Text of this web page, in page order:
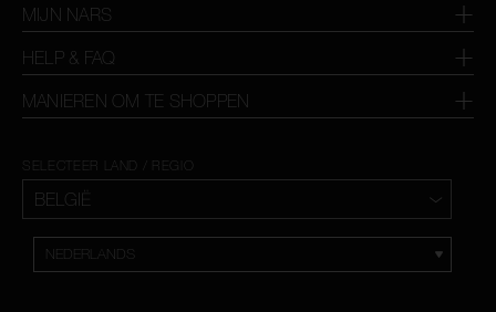
MIJN NARS
HELP & FAQ
MANIEREN OM TE SHOPPEN
SELECTEER LAND / REGIO